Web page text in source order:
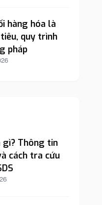
hàng hóa là
quy trình
pháp
gì? Thông tin
cách tra cứu